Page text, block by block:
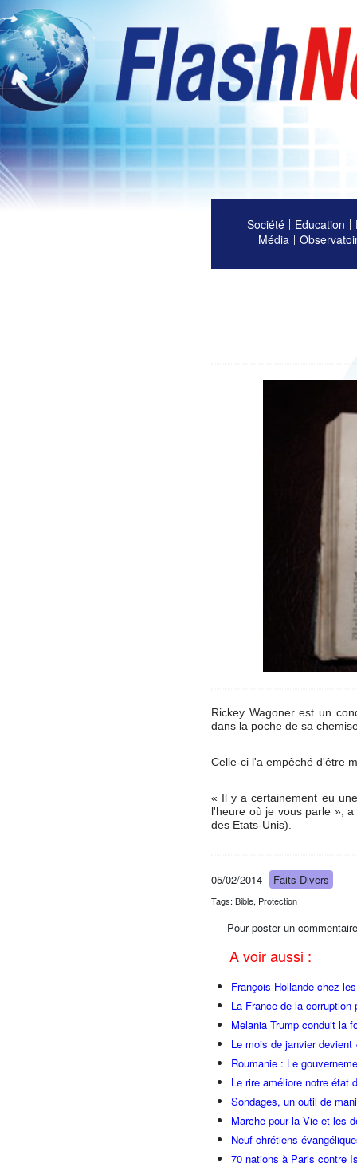
Société Education
Média
Rickey Wagoner est un
dans la poche de sa
Celle-ci l'a empêché d'être
« Il y a certainement eu
l'heure où je vous parle »,
des Etats-Unis).
05/02/2014 Faits Divers
Tags: Bible, Protection
Pour poster un
A voir aussi :
François Hollande chez
La France de la
Melania Trump conduit la
Le mois de janvier
Roumanie : Le
Le rire améliore notre état
Sondages, un outil de
Marche pour la Vie et les
Neuf chrétiens
70 nations à Paris contre